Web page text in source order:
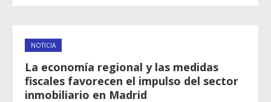
NOTICIA
La economía regional y las medidas
fiscales favorecen el impulso del sector
inmobiliario en Madrid